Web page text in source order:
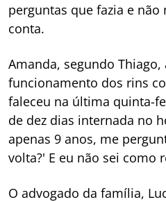
perguntas que fazia e não
conta.
Amanda, segundo Thiago,
funcionamento dos rins
faleceu na última quinta-
de dez dias internada no
apenas 9 anos, me
volta?' E eu não sei como
O advogado da família,